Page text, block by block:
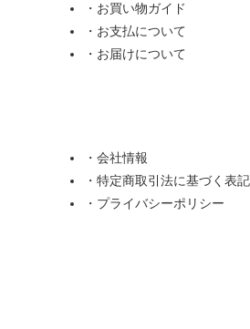
・お買い物ガイド
・お支払について
・お届けについて
・会社情報
・特定商取引法に基づく表記
・プライバシーポリシー